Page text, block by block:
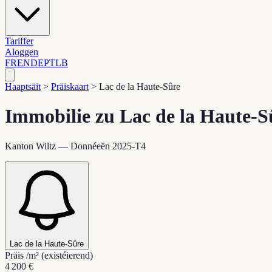
Tariffer
Aloggen
FRENDEPTLB
Haaptsäit > Präiskaart > Lac de la Haute-Sûre
Immobilie zu Lac de la Haute-
Kanton Wiltz — Donnéeën 2025-T4
Lac de la Haute-Sûre
Präis /m² (existéierend)
4 200 €